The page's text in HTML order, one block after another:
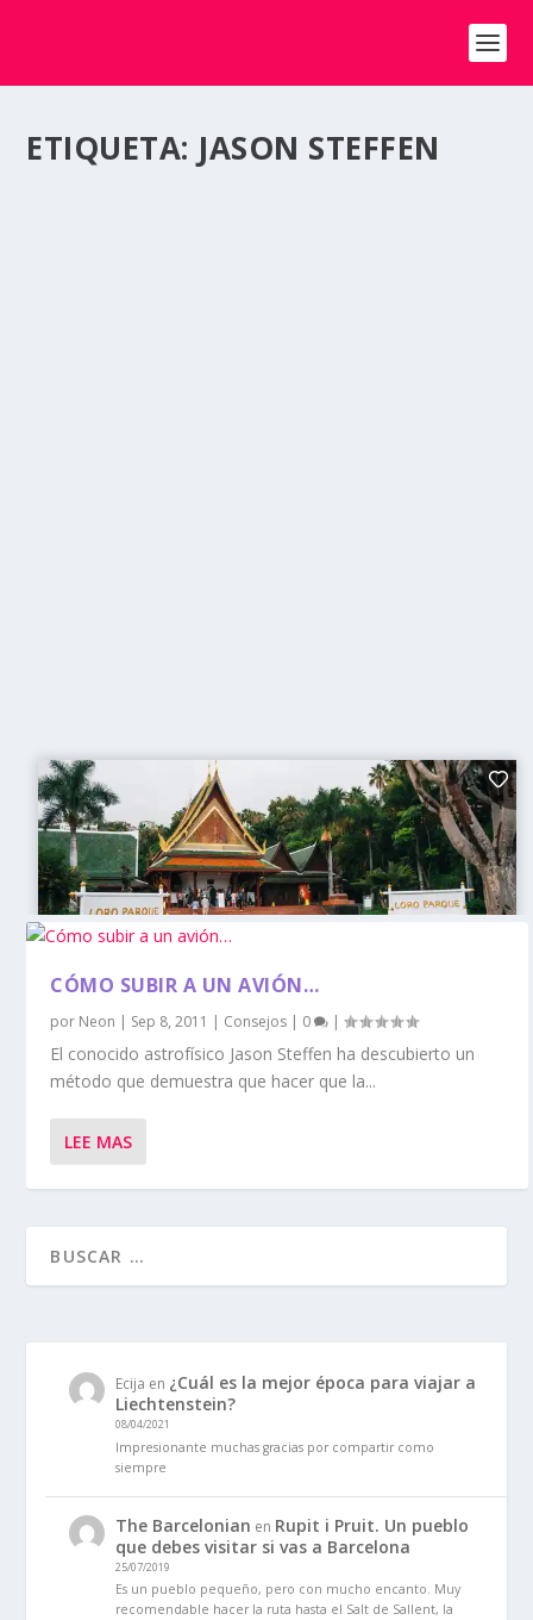
ETIQUETA: JASON STEFFEN
CÓMO SUBIR A UN AVIÓN…
por Neon | Sep 8, 2011 | Consejos | 0 |
El conocido astrofísico Jason Steffen ha descubierto un
método que demuestra que hacer que la...
LEE MAS
Ecija en ¿Cuál es la mejor época para viajar a
Liechtenstein?
08/04/2021
Impresionante muchas gracias por compartir como
siempre
The Barcelonian en Rupit i Pruit. Un pueblo
que debes visitar si vas a Barcelona
25/07/2019
Es un pueblo pequeño, pero con mucho encanto. Muy
recomendable hacer la ruta hasta el Salt de Sallent, la